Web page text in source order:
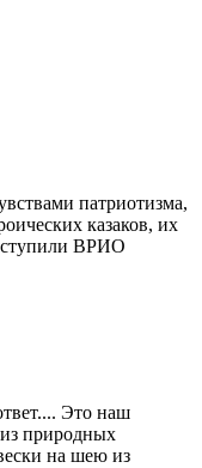
патриотизма,
казаков, их
ВРИО
Это наш
из природных
на шею из